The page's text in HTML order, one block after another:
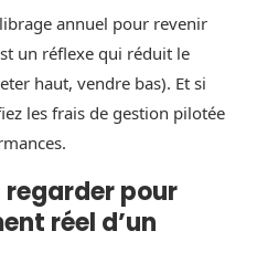
annuel pour revenir
un réflexe qui réduit le
haut, vendre bas). Et si
les frais de gestion pilotée
pour
réel d’un